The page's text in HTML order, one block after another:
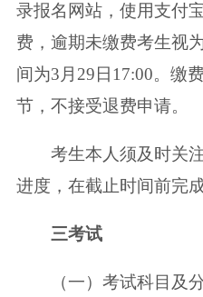
录报名网站，使用支付
费，逾期未缴费考生视
间为3月29日17:00。缴
节，不接受退费申请。
考生本人须及时关
进度，在截止时间前完
三考试
（一）考试科目及